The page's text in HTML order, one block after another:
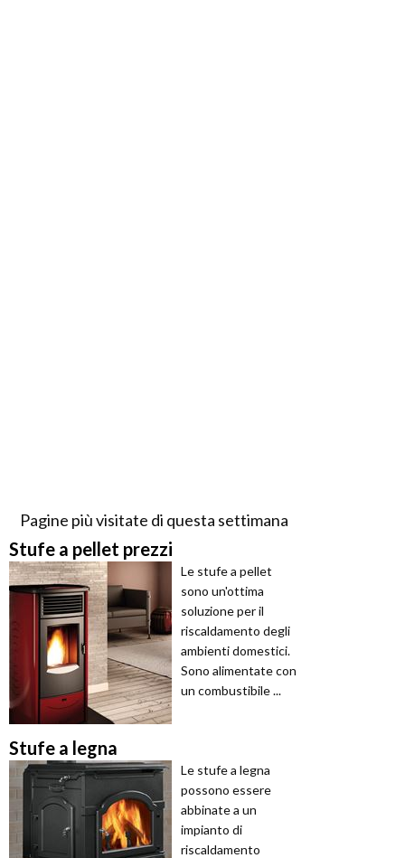
Pagine più visitate di questa settimana
Stufe a pellet prezzi
Le stufe a pellet
sono un'ottima
soluzione per il
riscaldamento degli
ambienti domestici.
Sono alimentate con
un combustibile ...
Stufe a legna
Le stufe a legna
possono essere
abbinate a un
impianto di
riscaldamento